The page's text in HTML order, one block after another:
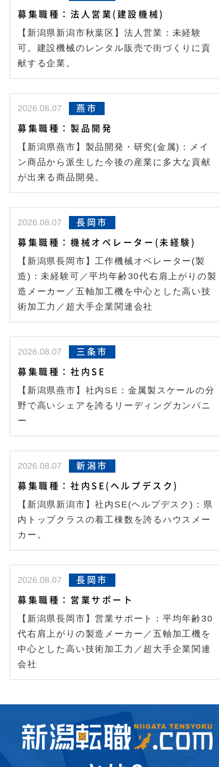
募集職種：法人営業(建設機械)
【新潟県新潟市秋葉区】法人営業：未経験
可。建設機械のレンタル販売で街づくりに貢
献する企業。
2026.08.07 燕市
募集職種：製品開発
【新潟県燕市】製品開発・研究(金属)：メイ
ン商品から派生した今後の産業に多大な貢献
が出来る商品開発。
2026.08.07 長岡市
募集職種：機械オペレーター(未経験)
【新潟県長岡市】工作機械オペレーター(製
造)：未経験可／平均年齢30代右肩上がりの製
造メーカー／五軸加工機を中心とした高い技
術加工力／超大手企業関連会社
2026.08.07 三条市
募集職種：社内SE
【新潟県燕市】社内SE：金属製スケールの分
野で高いシェアを誇るリーディングカンパニ
ー
2026.08.07 新潟市
募集職種：社内SE(ヘルプデスク)
【新潟県新潟市】社内SE(ヘルプデスク)：県
内トップクラスの着工棟数を誇るハウスメー
カー。
2026.08.07 長岡市
募集職種：営業サポート
【新潟県長岡市】営業サポート：平均年齢30
代右肩上がりの製造メーカー／五軸加工機を
中心とした高い技術加工力／超大手企業関連
会社